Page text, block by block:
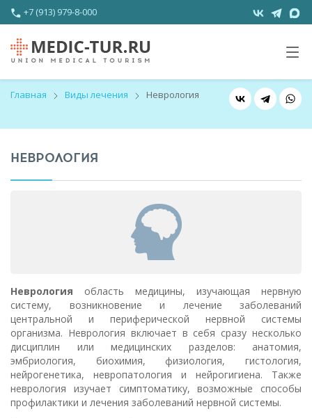
+7 (913) 979-8-000
Главная Виды лечения Неврология
НЕВРОЛОГИЯ
Неврология область медицины, изучающая нервную
систему, возникновение и лечение заболеваний
центральной и периферической нервной системы
организма. Неврология включает в себя сразу несколько
дисциплин или медицинских разделов: анатомия,
эмбриология, биохимия, физиология, гистология,
нейрогенетика, невропатология и нейрогигиена. Также
неврология изучает симптоматику, возможные способы
профилактики и лечения заболеваний нервной системы.